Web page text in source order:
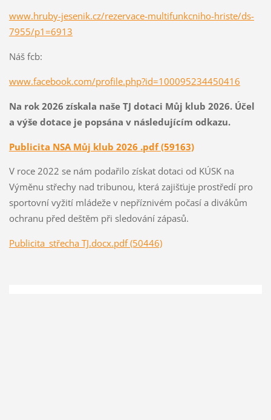
www.hruby-jesenik.cz/rezervace-multifunkcniho-hriste/ds-
7955/p1=6913
Náš fcb:
www.facebook.com/profile.php?id=100095234450416
Na rok 2026 získala naše TJ dotaci Můj klub 2026. Účel
a výše dotace je popsána v následujícím odkazu.
Publicita NSA Můj klub 2026 .pdf (59163)
V roce 2022 se nám podařilo získat dotaci od KÚSK na
Výměnu střechy nad tribunou, která zajišťuje prostředí pro
sportovní vyžití mládeže v nepříznivém počasí a divákům
ochranu před deštěm při sledování zápasů.
Publicita_střecha TJ.docx.pdf (50446)